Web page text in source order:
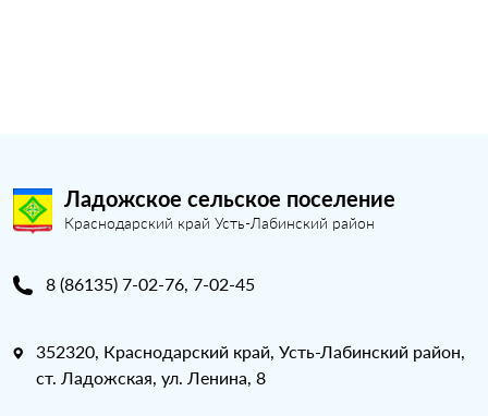
Ладожское сельское поселение
Краснодарский край Усть-Лабинский район
8 (86135) 7-02-76, 7-02-45
352320, Краснодарский край, Усть-Лабинский район,
ст. Ладожская, ул. Ленина, 8